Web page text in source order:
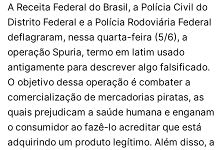
A Receita Federal do Brasil, a Polícia Civil do
Distrito Federal e a Polícia Rodoviária Federal
deflagraram, nessa quarta-feira (5/6), a
operação Spuria, termo em latim usado
antigamente para descrever algo falsificado.
O objetivo dessa operação é combater a
comercialização de mercadorias piratas, as
quais prejudicam a saúde humana e enganam
o consumidor ao fazê-lo acreditar que está
adquirindo um produto legítimo. Além disso, a